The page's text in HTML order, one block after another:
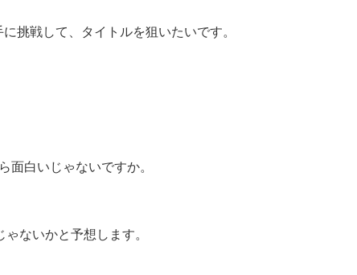
挑戦して、タイトルを狙いたいです。
白いじゃないですか。
ないかと予想します。